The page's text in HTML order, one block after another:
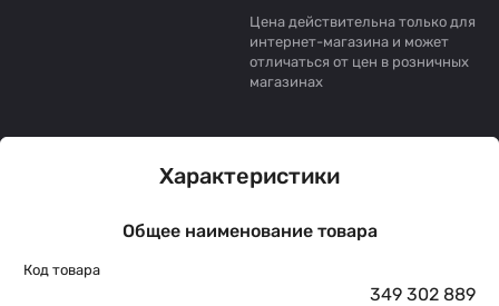
Цена действительна только для
интернет-магазина и может
отличаться от цен в розничных
магазинах
Характеристики
Общее наименование товара
Код товара
349 302 889